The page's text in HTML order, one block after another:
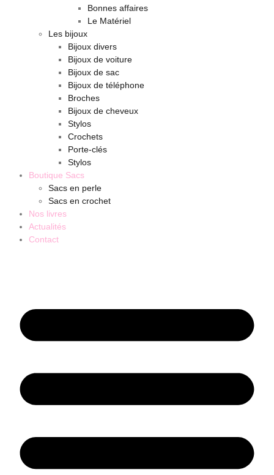
Bonnes affaires
Le Matériel
Les bijoux
Bijoux divers
Bijoux de voiture
Bijoux de sac
Bijoux de téléphone
Broches
Bijoux de cheveux
Stylos
Crochets
Porte-clés
Stylos
Boutique Sacs
Sacs en perle
Sacs en crochet
Nos livres
Actualités
Contact